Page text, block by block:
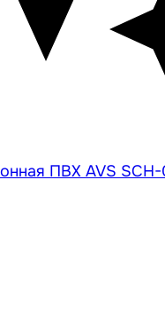
ПВХ AVS SCH-